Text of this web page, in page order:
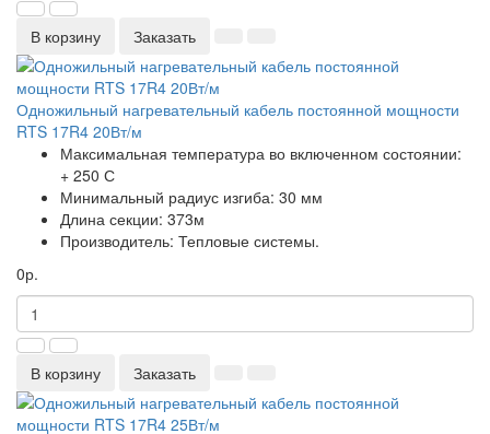
В корзину Заказать
Одножильный нагревательный кабель постоянной мощности
RTS 17R4 20Вт/м
Максимальная температура во включенном состоянии:
+ 250 С
Минимальный радиус изгиба: 30 мм
Длина секции: 373м
Производитель: Тепловые системы.
0р.
В корзину Заказать